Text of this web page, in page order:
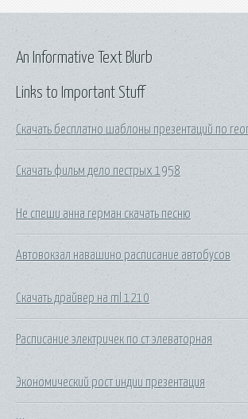
Links to Important Stuff
Скачать бесплатно шаблоны презентаций по
Скачать фильм дело пестрых 1958
Не спеши анна герман скачать песню
Автовокзал навашино расписание автобусов
Скачать драйвер на ml 1210
Расписание электричек по ст элеваторная
Экономический рост индии презентация
An Informative Text Blurb